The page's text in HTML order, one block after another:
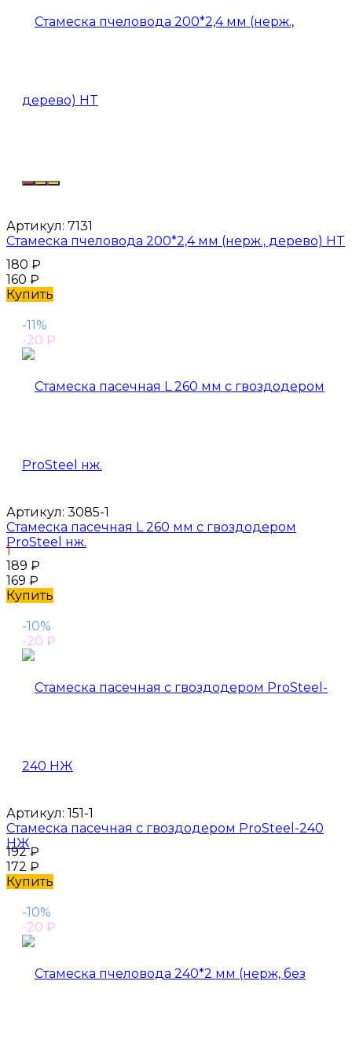
Артикул: 7131
Стамеска пчеловода 200*2,4 мм (нерж., дерево) HT
180 ₽
160 ₽
Купить
-11%
-20 ₽
Артикул: 3085-1
Стамеска пасечная L 260 мм с гвоздодером
ProSteel нж.
1
189 ₽
169 ₽
Купить
-10%
-20 ₽
Артикул: 151-1
Стамеска пасечная с гвоздодером ProSteel-240
НЖ
192₽
172 ₽
Купить
-10%
-20 ₽